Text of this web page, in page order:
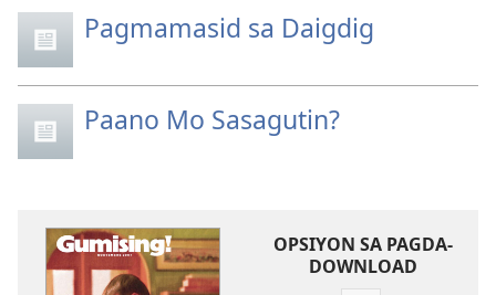
Pagmamasid sa Daigdig
Paano Mo Sasagutin?
OPSIYON SA PAGDA-
DOWNLOAD